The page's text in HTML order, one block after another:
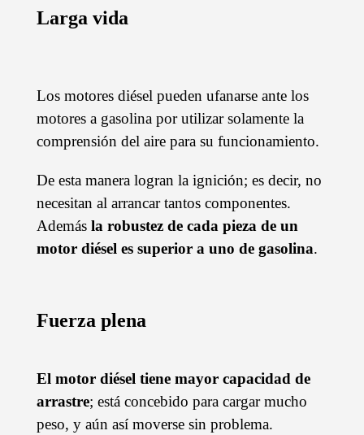
Larga vida
Los motores diésel pueden ufanarse ante los
motores a gasolina por utilizar solamente la
comprensión del aire para su funcionamiento.
De esta manera logran la ignición; es decir, no
necesitan al arrancar tantos componentes.
Además la robustez de cada pieza de un
motor diésel es superior a uno de gasolina.
Fuerza plena
El motor diésel tiene mayor capacidad de
arrastre; está concebido para cargar mucho
peso, y aún así moverse sin problema.